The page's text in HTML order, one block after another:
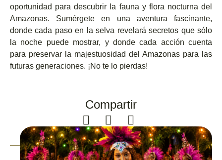
oportunidad para descubrir la fauna y flora nocturna del
Amazonas. Sumérgete en una aventura fascinante,
donde cada paso en la selva revelará secretos que sólo
la noche puede mostrar, y donde cada acción cuenta
para preservar la majestuosidad del Amazonas para las
futuras generaciones. ¡No te lo pierdas!
Compartir